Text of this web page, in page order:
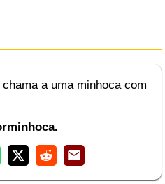
a uma minhoca com